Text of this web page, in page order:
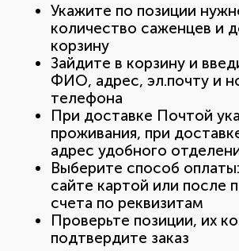
Укажите по позиции
количество саженцев и
корзину
Зайдите в корзину и
ФИО, адрес, эл.почту и
телефона
При доставке Почтой
проживания, при
адрес удобного
Выберите способ
сайте картой или после
счета по реквизитам
Проверьте позиции, их
подтвердите заказ